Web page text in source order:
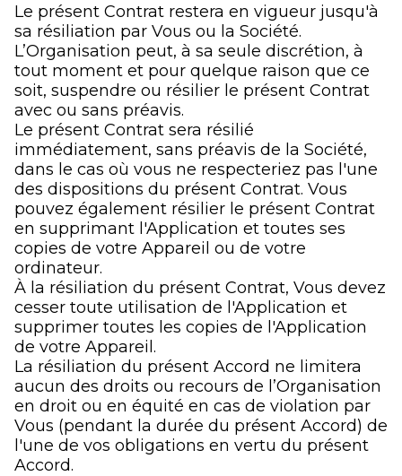
Le présent Contrat restera en vigueur jusqu'à
sa résiliation par Vous ou la Société.
L’Organisation peut, à sa seule discrétion, à
tout moment et pour quelque raison que ce
soit, suspendre ou résilier le présent Contrat
avec ou sans préavis.
Le présent Contrat sera résilié
immédiatement, sans préavis de la Société,
dans le cas où vous ne respecteriez pas l'une
des dispositions du présent Contrat. Vous
pouvez également résilier le présent Contrat
en supprimant l'Application et toutes ses
copies de votre Appareil ou de votre
ordinateur.
À la résiliation du présent Contrat, Vous devez
cesser toute utilisation de l'Application et
supprimer toutes les copies de l'Application
de votre Appareil.
La résiliation du présent Accord ne limitera
aucun des droits ou recours de l’Organisation
en droit ou en équité en cas de violation par
Vous (pendant la durée du présent Accord) de
l'une de vos obligations en vertu du présent
Accord.